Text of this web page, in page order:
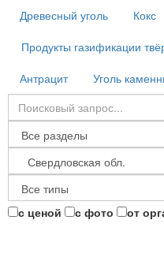
Древесный уголь
Кокс
Продукты газификации
Антрацит
Уголь
с ценой с фото от